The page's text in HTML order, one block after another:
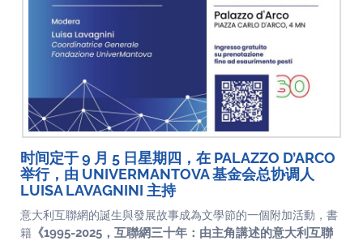
时间定于 9 月 5 日星期四，在 PALAZZO D’ARCO
举行，由 UNIVERMANTOVA 基金会总协调人
LUISA LAVAGNINI 主持
意大利互聯網的誕生與發展故事成為文學節的一個附加活動，書
籍 《1995-2025，互聯網三十年：由主角講述的意大利互聯